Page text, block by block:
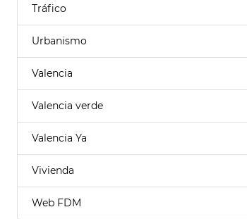
Tráfico
Urbanismo
Valencia
Valencia verde
Valencia Ya
Vivienda
Web FDM